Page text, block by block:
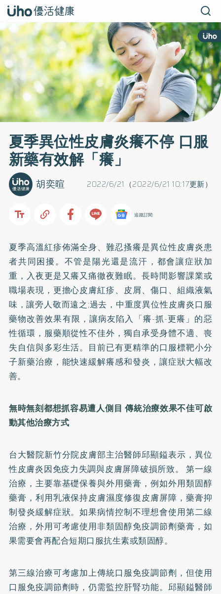
夏季異位性皮膚炎癢不停 口服
新藥有效解「癢」
2022/6/21（2022/6/21 10:17更新）
胡奕暄
追蹤訂閱
夏季高溫紅疹佈滿全身、難忍搔癢是異位性皮膚炎患
者共同困擾。不管是陽光還是流汗，都會讓症狀加
重，入夜更是又癢又痛徹夜難眠。長時間影響課業或
職場表現，更擔心皮膚紅疹、皮屑、傷口、組織液氣
味，讓旁人敬而遠之;過去，中重度異位性皮膚炎口服
藥物改善效果有限，讓病友陷入「癢-抓-更癢」的惡
性循環，服藥順從性不佳外，獨自承受身體不適、喪
失自信與多彩生活。目前已有更精準的口服標靶小分
子新藥治療，能快速緩解癢感和發炎，讓症狀大幅改
善。
無時無刻都想抓容易遭人側目 傳統治療效果不佳可啟
動其他治療方式
台大醫院新竹分院皮膚部主治醫師邱顯鎰表示，異位
性皮膚炎因免疫力失調與皮膚屏障破損所致。 第一線
治療，主要靠基礎保養與外用藥膏，例如外用類固醇
藥膏，利用乳液保持皮膚濕度修復皮膚屏障，藥膏抑
制發炎緩解症狀。如果病情控制不理想會使用第二線
治療，外用可考慮使用非類固醇免疫調節劑藥膏，如
果需要會再配合短期口服抗生素或類固醇。
第三線治療可考慮加上傳統口服免疫調節劑，但使用
口服免疫調節劑時，仍需監控肝腎功能。邱顯鎰醫師